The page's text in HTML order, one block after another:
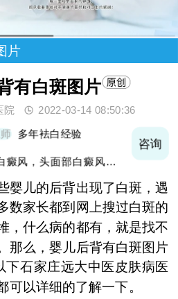
片
有白斑图片
院 2022-03-14 08:50:36
多年袪白经验
癜风，头面部白癜风，青
咨询
儿的后背出现了白斑，遇
数家长都到网上搜过白斑的
，什么病的都有，就是找不
那么，婴儿后背有白斑图片
下石家庄远大中医皮肤病医
可以详细的了解一下。